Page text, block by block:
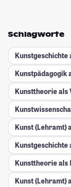
Schlagworte
Kunstgeschichte
Kunstpädagogik
Kunsttheorie als
Kunst (Lehramt)
Kunstgeschichte
Kunsttheorie als
Kunst (Lehramt)